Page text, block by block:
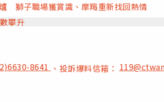
獅子職場獲賞識、摩羯重新找回熱情
攀升
8641 、投訴爆料信箱：